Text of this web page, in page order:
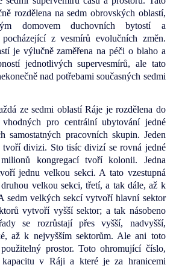
rozdělena na sedm obrovských oblastí,
domovem duchovních bytostí a
z vesmírů evolučních změn.
je výlučně zaměřena na péči o blaho a
jednotlivých supervesmírů, ale tato
nad potřebami současných sedmi
ze sedmi oblastí Ráje je rozdělena do
pro centrální ubytování jedné
samostatných pracovních skupin. Jeden
tvoří divizi. Sto tisíc divizí se rovná jedné
kongregací tvoří kolonii. Jedna
jednu velkou sekci. A tato vzestupná
velkou sekci, třetí, a tak dále, až k
sedm velkých sekcí vytvoří hlavní sektor
vytvoří vyšší sektor; a tak násobeno
se rozrůstají přes vyšší, nadvyšší,
až k nejvyšším sektorům. Ale ani toto
prostor. Toto ohromující číslo,
kapacitu v Ráji a které je za hranicemi